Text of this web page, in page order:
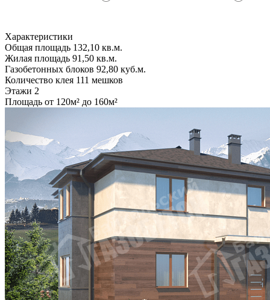
Характеристики
Общая площадь 132,10 кв.м.
Жилая площадь 91,50 кв.м.
Газобетонных блоков 92,80 куб.м.
Количество клея 111 мешков
Этажи 2
Площадь от 120м² до 160м²